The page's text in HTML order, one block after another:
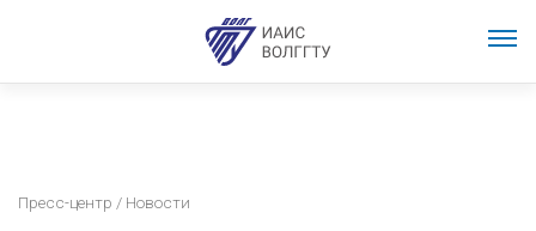
Пресс-центр / Новости